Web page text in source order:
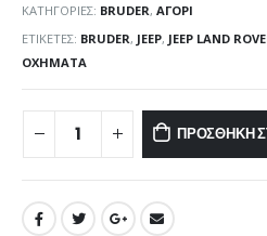
ΚΑΤΗΓΟΡΊΕΣ: BRUDER, ΑΓΌΡΙ
ΕΤΙΚΈΤΕΣ: BRUDER, JEEP, JEEP LAND
ΟΧΉΜΑΤΑ
ΠΡΟΣΘΉΚΗ